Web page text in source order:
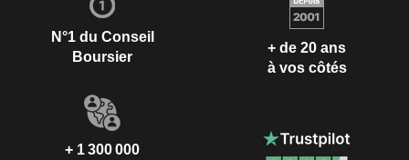
N°1 du Conseil
Boursier
+ de 20 ans
à vos côtés
+ 1 300 000